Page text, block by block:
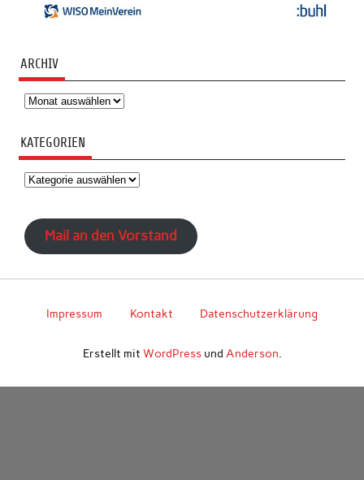
ARCHIV
Archiv
KATEGORIEN
Kategorien
Mail an den Vorstand
Impressum Kontakt Datenschutzerklärung
Erstellt mit WordPressund Anderson